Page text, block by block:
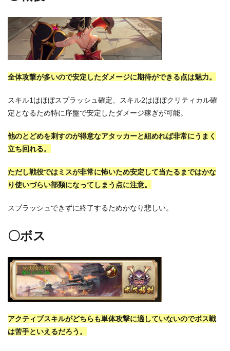
全体攻撃が多いので安定したダメージに期待ができる点は魅力。
スキル1はほぼスプラッシュ確定、スキル2はほぼクリティカル確
定となるため特に序盤で安定したダメージ稼ぎが可能。
他のとどめを刺すのが得意なアタッカーと組めれば非常にうまく
立ち回れる。
ただし戦役ではミスが非常に怖いため安定して当たるまではかな
り使いづらい部類になってしまう点に注意。
スプラッシュできずに終了するためかなり悲しい。
〇ボス
アクティブスキルがどちらも単体攻撃に適していないのでボス戦
は苦手といえるだろう。